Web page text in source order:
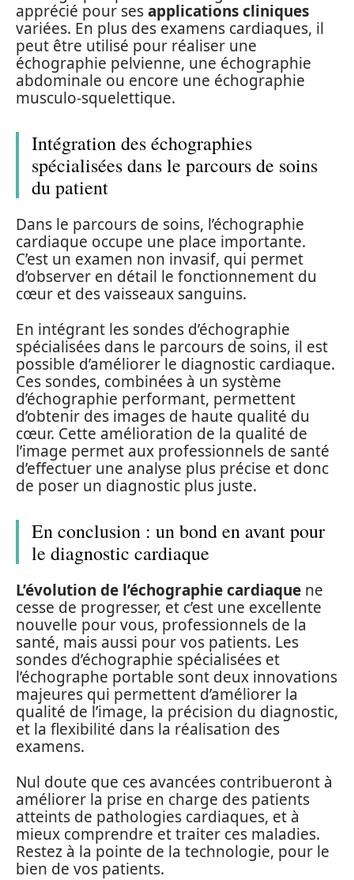
apprécié pour sesapplications cliniques
variées. En plus des examens cardiaques, il
peut être utilisé pour réaliser une
échographie pelvienne, une échographie
abdominale ou encore une échographie
musculo-squelettique.
Intégration des échographies
spécialisées dans le parcours de soins
du patient
Dans le parcours de soins, l’échographie
cardiaque occupe une place importante.
C’est un examen non invasif, qui permet
d’observer en détail le fonctionnement du
cœur et des vaisseaux sanguins.
En intégrant les sondes d’échographie
spécialisées dans le parcours de soins, il est
possible d’améliorer le diagnostic cardiaque.
Ces sondes, combinées à un système
d’échographie performant, permettent
d’obtenir des images de haute qualité du
cœur. Cette amélioration de la qualité de
l’image permet aux professionnels de santé
d’effectuer une analyse plus précise et donc
de poser un diagnostic plus juste.
En conclusion : un bond en avant pour
le diagnostic cardiaque
L’évolution de l’échographie cardiaque ne
cesse de progresser, et c’est une excellente
nouvelle pour vous, professionnels de la
santé, mais aussi pour vos patients. Les
sondes d’échographie spécialisées et
l’échographe portable sont deux innovations
majeures qui permettent d’améliorer la
qualité de l’image, la précision du diagnostic,
et la flexibilité dans la réalisation des
examens.
Nul doute que ces avancées contribueront à
améliorer la prise en charge des patients
atteints de pathologies cardiaques, et à
mieux comprendre et traiter ces maladies.
Restez à la pointe de la technologie, pour le
bien de vos patients.